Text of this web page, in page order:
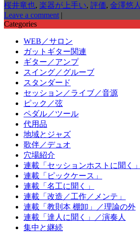
桜井竜也, 楽器が上手い, 評価, 金澤悠人
Leave a comment |
Categories
WEB／サロン
ガットギター関連
ギター／アンプ
スイング／グルーブ
スタンダード
セッション／ライブ／音源
ピック／弦
ペダル／ツール
代用品
地域とジャズ
歌伴／デュオ
穴場紹介
連載「セッションホストに聞く」
連載「ピックケース」
連載「名工に聞く」
連載「改造／工作／メンテ」
連載「教則本 棚卸」／理論の外
連載「達人に聞く」／演奏人
集中と継続